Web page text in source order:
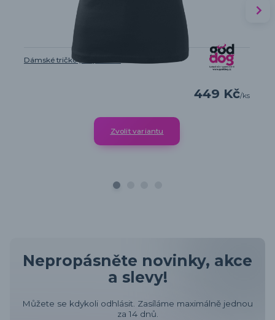
Dámské tričko „Můj Boxer“
449 Kč/ks
Zvolit variantu
Nepropásněte novinky, akce
a slevy!
Můžete se kdykoli odhlásit. Zasíláme maximálně jednou
za 14 dnů.